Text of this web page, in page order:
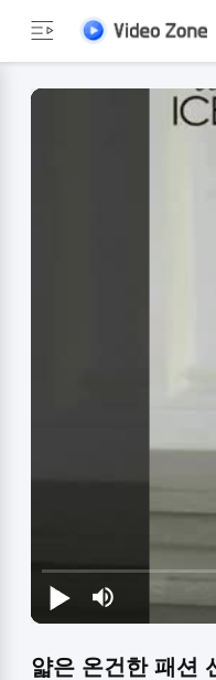
얇은 온건한 패션